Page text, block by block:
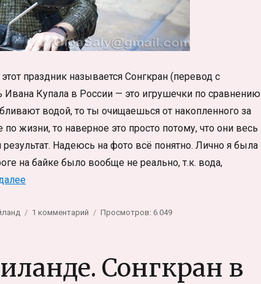
праздник называется Сонгкран (перевод с
Ивана Купала в России — это игрушечки по сравнению
водой, то ты очищаешься от накопленного за
жизни, то наверное это просто потому, что они весь
результат. Надеюсь на фото всё понятно. Лично я была
на байке было вообще не реально, т.к. вода,
«Сонгкран. Новый год в Тайланде»
1 комментарий
год
в
Просмотров: 6 049
Сонгкран в